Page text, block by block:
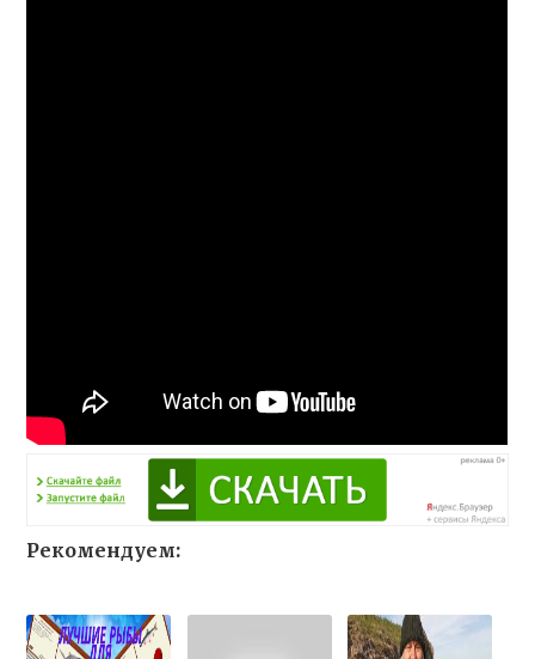
Рекомендуем: